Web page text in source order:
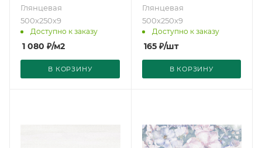
Глянцевая
500х250х9
Доступно к заказу
1 080 ₽/м2
В КОРЗИНУ
Глянцевая
500х250х9
Доступно к заказу
165₽/шт
В КОРЗИНУ